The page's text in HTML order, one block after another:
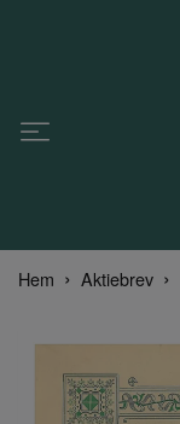
Hem Aktiebrev